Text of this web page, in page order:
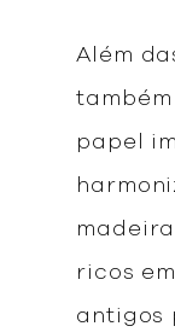
Além
também
papel
ricos
antigos